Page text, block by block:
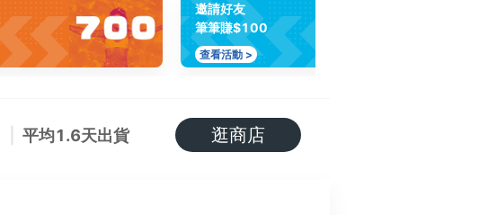
邀請好友
筆筆賺$100
查看活動 >
平均1.6天出貨 逛商店